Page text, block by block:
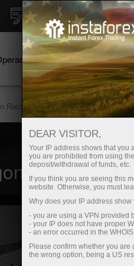
Apertura instantánea de la
Para Principiantes
Racing
Racing
DEAR VISITOR,
Your IP address shows that you
you are prohibited from using
deposit/withdrawal of funds, etc.
If you think you are seeing this
website. Otherwise, you must
Why does your IP address
- you are using a VPN provided
- your IP does not have proper
- an error occurred in the
Please confirm whether you
the wrong option, being a US